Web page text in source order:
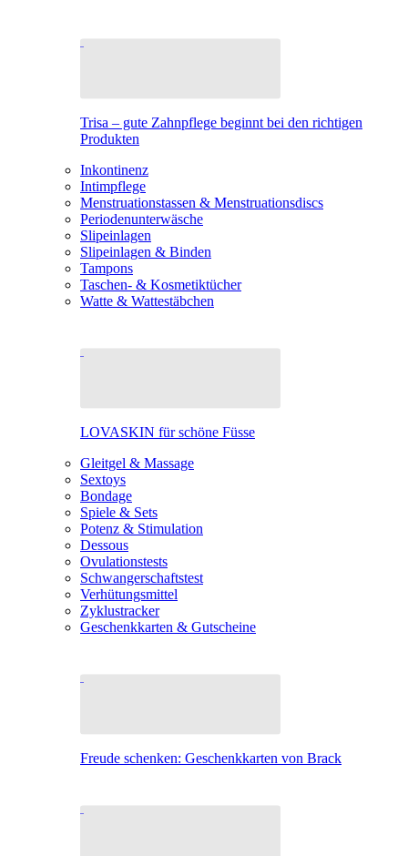
Trisa – gute Zahnpflege beginnt bei den richtigen
Produkten
Inkontinenz
Intimpflege
Menstruationstassen & Menstruationsdiscs
Periodenunterwäsche
Slipeinlagen
Slipeinlagen & Binden
Tampons
Taschen- & Kosmetiktücher
Watte & Wattestäbchen
LOVASKIN für schöne Füsse
Gleitgel & Massage
Sextoys
Bondage
Spiele & Sets
Potenz & Stimulation
Dessous
Ovulationstests
Schwangerschaftstest
Verhütungsmittel
Zyklustracker
Geschenkkarten & Gutscheine
Freude schenken: Geschenkkarten von Brack